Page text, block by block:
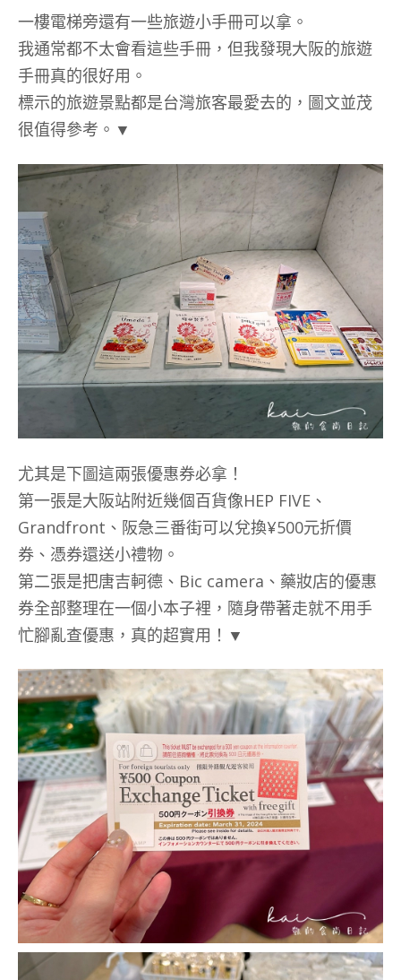
一樓電梯旁還有一些旅遊小手冊可以拿。
我通常都不太會看這些手冊，但我發現大阪的旅遊
手冊真的很好用。
標示的旅遊景點都是台灣旅客最愛去的，圖文並茂
很值得參考。▼
尤其是下圖這兩張優惠券必拿！
第一張是大阪站附近幾個百貨像HEP FIVE、
Grandfront、阪急三番街可以兌換¥500元折價
券、憑券還送小禮物。
第二張是把唐吉軻德、Bic camera、藥妝店的優惠
券全部整理在一個小本子裡，隨身帶著走就不用手
忙腳亂查優惠，真的超實用！▼